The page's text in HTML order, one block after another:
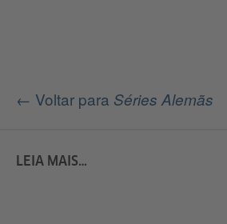
← Voltar para Séries Alemãs
LEIA MAIS…